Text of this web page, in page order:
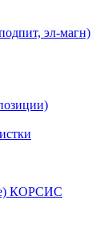
эл-магн)
КОРСИС